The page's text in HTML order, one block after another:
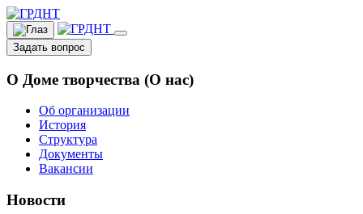
Задать вопрос
О Доме творчества (О нас)
Об организации
История
Структура
Документы
Вакансии
Новости